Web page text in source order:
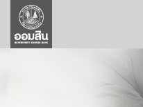
ลูกค้าธุรกิจ
ลูกค้าผู้ประกอบรายย่อย